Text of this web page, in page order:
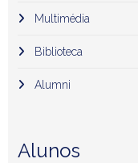
Multimédia
Biblioteca
Alumni
Alunos